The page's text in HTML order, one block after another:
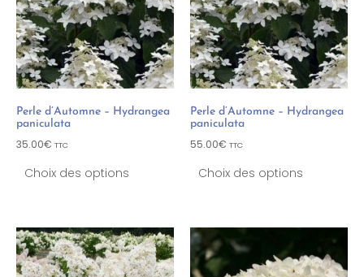
Perle d’Automne – Hydrangea
paniculata
35.00€ TTC
Choix des options
Perle d’Automne – Hydrangea
paniculata
55.00€ TTC
Choix des options